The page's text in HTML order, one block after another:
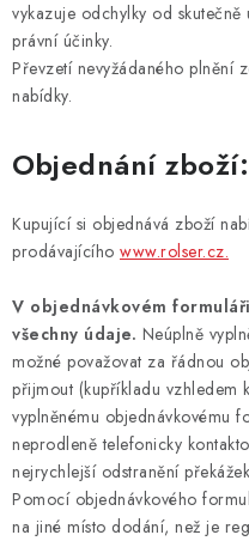
vykazuje odchylky od skutečně
právní účinky.
Převzetí nevyžádaného plnění
nabídky.
Objednání zboží:
Kupující si objednává zboží
prodávajícího www.rolser.cz.
V objednávkovém
všechny údaje. Neúplně
možné považovat za řádnou
přijmout (kupříkladu vzhledem
vyplněnému objednávkovému
neprodleně telefonicky
nejrychlejší odstranění
Pomocí objednávkového
na jiné místo dodání, než je